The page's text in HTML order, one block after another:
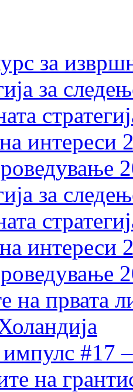
за
за
интереси
за
интереси
првата
#17
на